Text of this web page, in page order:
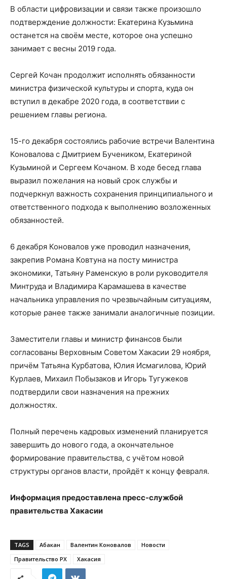
В области цифровизации и связи также произошло
подтверждение должности: Екатерина Кузьмина
останется на своём месте, которое она успешно
занимает с весны 2019 года.
Сергей Кочан продолжит исполнять обязанности
министра физической культуры и спорта, куда он
вступил в декабре 2020 года, в соответствии с
решением главы региона.
15-го декабря состоялись рабочие встречи Валентина
Коновалова с Дмитрием Бучеником, Екатериной
Кузьминой и Сергеем Кочаном. В ходе бесед глава
выразил пожелания на новый срок службы и
подчеркнул важность сохранения принципиального и
ответственного подхода к выполнению возложенных
обязанностей.
6 декабря Коновалов уже проводил назначения,
закрепив Романа Ковтуна на посту министра
экономики, Татьяну Раменскую в роли руководителя
Минтруда и Владимира Карамашева в качестве
начальника управления по чрезвычайным ситуациям,
которые ранее также занимали аналогичные позиции.
Заместители главы и министр финансов были
согласованы Верховным Советом Хакасии 29 ноября,
причём Татьяна Курбатова, Юлия Исмагилова, Юрий
Курлаев, Михаил Побызаков и Игорь Тугужеков
подтвердили свои назначения на прежних
должностях.
Полный перечень кадровых изменений планируется
завершить до нового года, а окончательное
формирование правительства, с учётом новой
структуры органов власти, пройдёт к концу февраля.
Информация предоставлена пресс-службой
правительства Хакасии
TAGS Абакан Валентин Коновалов
Новости
Правительство РХ
Хакасия